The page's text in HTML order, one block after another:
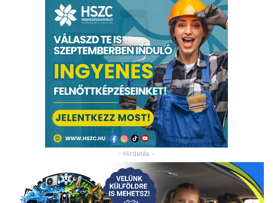
- Hirdetés -